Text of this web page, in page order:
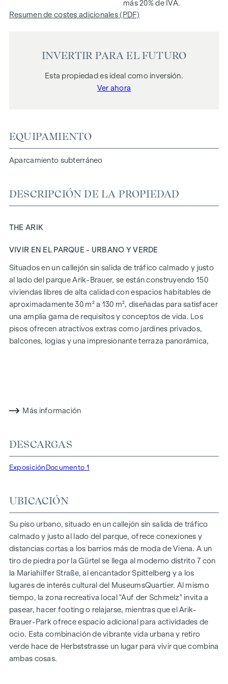
más 20% de IVA.
Resumen de costes adicionales (PDF)
INVERTIR PARA EL FUTURO
Esta propiedad es ideal como inversión.
Ver ahora
EQUIPAMIENTO
Aparcamiento subterráneo
DESCRIPCIÓN DE LA PROPIEDAD
THE ARIK
VIVIR EN EL PARQUE - URBANO Y VERDE
Situados en un callejón sin salida de tráfico calmado y justo
al lado del parque Arik-Brauer, se están construyendo 150
viviendas libres de alta calidad con espacios habitables de
aproximadamente 30 m² a 130 m², diseñadas para satisfacer
una amplia gama de requisitos y conceptos de vida. Los
pisos ofrecen atractivos extras como jardines privados,
balcones, logias y una impresionante terraza panorámica,
fotovoltaica y la calefacción urbana, garantizan un
Más información en:WOHNEN AM PARK, 1160 Viena,
Herbststraße - Winegg
Superficie habitable de 30 a 130 m² aprox.
Pisos de 1 a 4 habitaciones
Jardines, balcones, logias y terrazas
Grandes alturas
Aparcamiento subterráneo | e-mobility
Tranquilo patio interior
Sistema fotovoltaico en el tejado
Sala común
LLEGAR A CASA
En Herbststrasse le espera una experiencia vital única que
combina diseño y comodidad de forma extraordinaria. El
Más información
DESCARGAS
Exposición Documento 1
UBICACIÓN
Su piso urbano, situado en un callejón sin salida de tráfico
calmado y justo al lado del parque, ofrece conexiones y
distancias cortas a los barrios más de moda de Viena. A un
tiro de piedra por la Gürtel se llega al moderno distrito 7 con
la Mariahilfer Straße, al encantador Spittelberg y a los
lugares de interés cultural del MuseumsQuartier. Al mismo
tiempo, la zona recreativa local "Auf der Schmelz" invita a
pasear, hacer footing o relajarse, mientras que el Arik-
Brauer-Park ofrece espacio adicional para actividades de
ocio. Esta combinación de vibrante vida urbana y retiro
verde hace de Herbststrasse un lugar para vivir que combina
ambas cosas.